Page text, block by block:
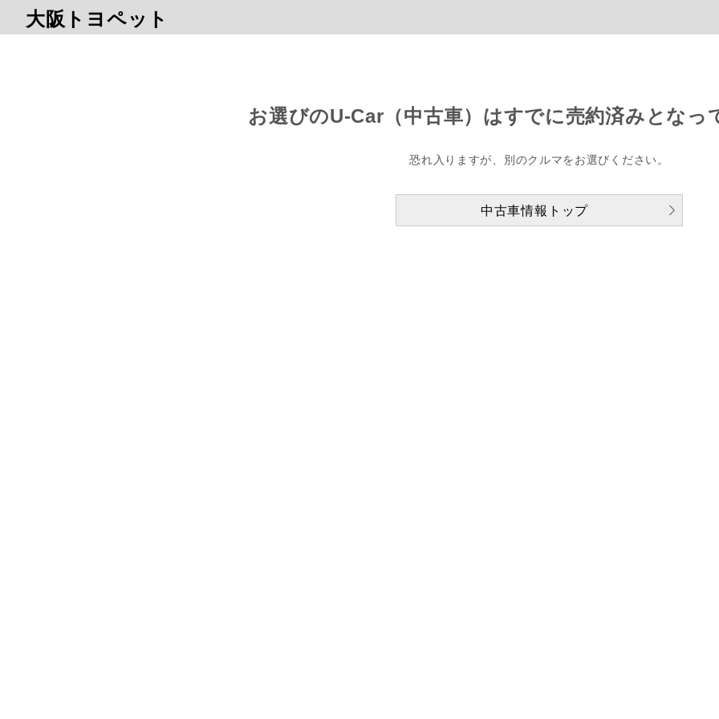
大阪トヨペット
お選びのU-Car（中古車）はすでに売約済みとなっ
恐れ入りますが、別のクルマをお選びください。
中古車情報トップ